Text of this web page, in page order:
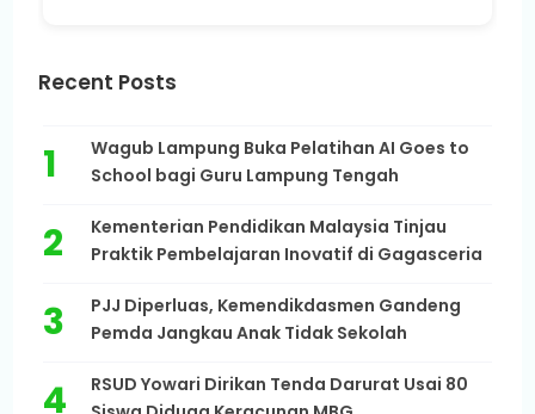
Recent Posts
Wagub Lampung Buka Pelatihan AI Goes to
School bagi Guru Lampung Tengah
Kementerian Pendidikan Malaysia Tinjau
Praktik Pembelajaran Inovatif di Gagasceria
PJJ Diperluas, Kemendikdasmen Gandeng
Pemda Jangkau Anak Tidak Sekolah
RSUD Yowari Dirikan Tenda Darurat Usai 80